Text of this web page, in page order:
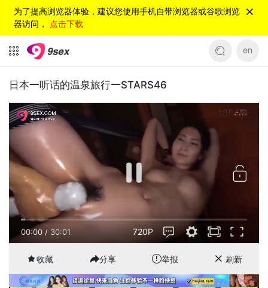
为了提高浏览器体验，建议您使用手机自带浏览器或谷歌浏览
器访问， 点击下载
en
日本一听话的温泉旅行一STARS46
00:00 / 30:01 720P
收藏 分享 举报 刷新